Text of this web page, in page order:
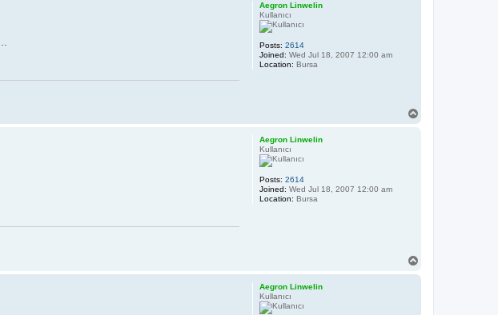
Aegron Linwelin
Kullanıcı
Posts: 2614
Joined: Wed Jul 18, 2007 12:00 am
Location: Bursa
Aegron Linwelin
Kullanıcı
Posts: 2614
Joined: Wed Jul 18, 2007 12:00 am
Location: Bursa
Aegron Linwelin
Kullanıcı